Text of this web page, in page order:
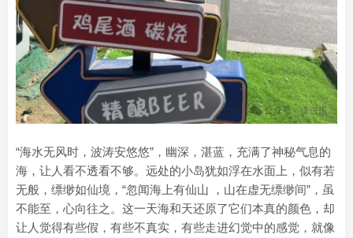
“海水无风时，波涛安悠悠”，幽深，湛蓝，充满了神秘气息的
海，让人看不透看不够。远处的小岛犹如浮在水面上，似有若
无般，缥缈如仙境，“忽闻海上有仙山 ，山在虚无缥缈间”，虽
不能至，心向往之。这一天海和天还原了它们本真的颜色，却
让人觉得有些假，有些不真实，有些走进幻觉中的感觉，就像